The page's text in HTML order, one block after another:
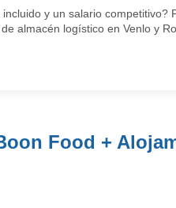
y un salario competitivo?
almacén logístico en Venlo y
Food +